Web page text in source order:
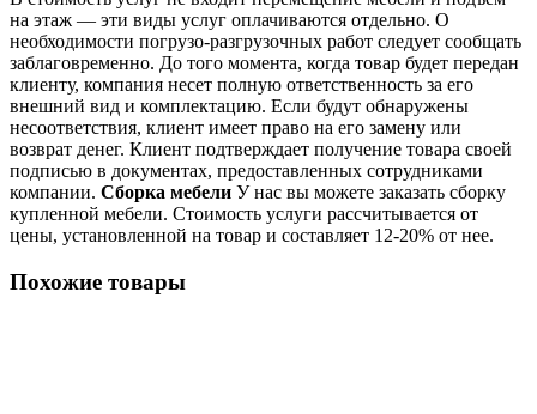
на этаж — эти виды услуг оплачиваются отдельно. О
необходимости погрузо-разгрузочных работ следует сообщать
заблаговременно. До того момента, когда товар будет передан
клиенту, компания несет полную ответственность за его
внешний вид и комплектацию. Если будут обнаружены
несоответствия, клиент имеет право на его замену или
возврат денег. Клиент подтверждает получение товара своей
подписью в документах, предоставленных сотрудниками
компании. Сборка мебели У нас вы можете заказать сборку
купленной мебели. Стоимость услуги рассчитывается от
цены, установленной на товар и составляет 12-20% от нее.
Похожие товары